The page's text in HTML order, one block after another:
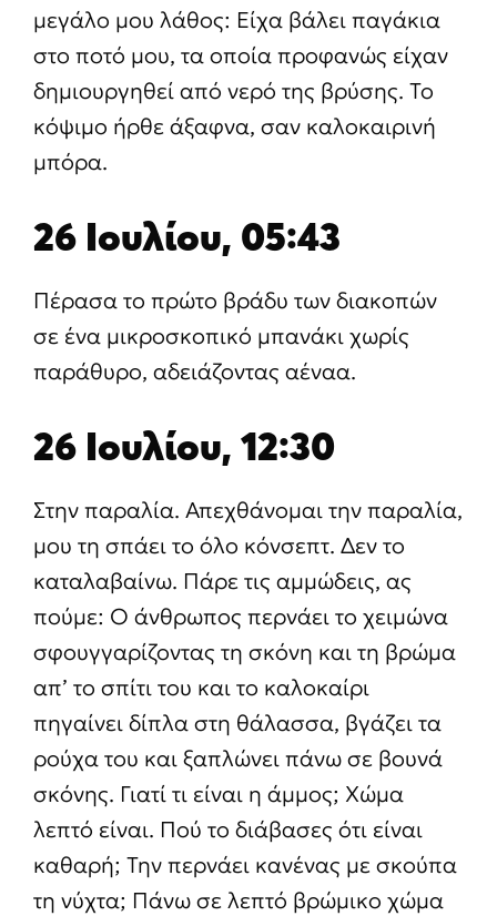
μεγάλο μου λάθος: Είχα βάλει παγάκια
στο ποτό μου, τα οποία προφανώς είχαν
δημιουργηθεί από νερό της βρύσης. Το
κόψιμο ήρθε άξαφνα, σαν καλοκαιρινή
μπόρα.
26 Ιουλίου, 05:43
Πέρασα το πρώτο βράδυ των διακοπών
σε ένα μικροσκοπικό μπανάκι χωρίς
παράθυρο, αδειάζοντας αέναα.
26 Ιουλίου, 12:30
Στην παραλία. Απεχθάνομαι την παραλία,
μου τη σπάει το όλο κόνσεπτ. Δεν το
καταλαβαίνω. Πάρε τις αμμώδεις, ας
πούμε: Ο άνθρωπος περνάει το χειμώνα
σφουγγαρίζοντας τη σκόνη και τη βρώμα
απ’ το σπίτι του και το καλοκαίρι
πηγαίνει δίπλα στη θάλασσα, βγάζει τα
ρούχα του και ξαπλώνει πάνω σε βουνά
σκόνης. Γιατί τι είναι η άμμος; Χώμα
λεπτό είναι. Πού το διάβασες ότι είναι
καθαρή; Την περνάει κανένας με σκούπα
τη νύχτα; Πάνω σε λεπτό βρώμικο χώμα